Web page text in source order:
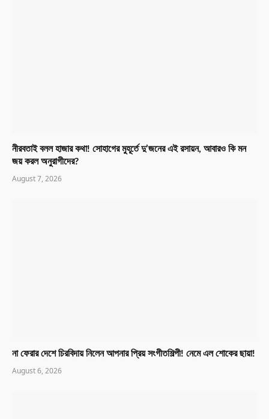
নীরবতাই বলল হাজার কথা! সোহাগের মুহূর্তে দু’জনের এই রসায়ন, আবারও কি মন
জয় করল অনুরাগীদের?
August 7, 2026
না ফেরার দেশে চিরবিদায় নিলেন আপনার প্রিয় সংগীতশিল্পী! নেমে এল শোকের ছায়া!
August 6, 2026